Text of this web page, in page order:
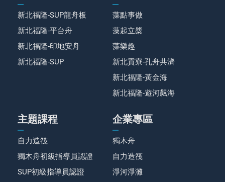
新北福隆-SUP龍舟板
新北福隆-平台舟
新北福隆-印地安舟
新北福隆-SUP
藻點事做
藻起立槳
藻樂趣
新北貢寮-孔舟共濟
新北福隆-黃金海
新北福隆-遊河飆海
主題課程
自力造筏
獨木舟初級指導員認證
SUP初級指導員認證
企業專區
獨木舟
自力造筏
淨河淨灘